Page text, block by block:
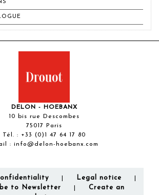
DELON - HOEBANX
10 bis rue Descombes
75017 Paris
Tél. : +33 (0)1 47 64 17 80
: info@delon-hoebanx.com
Legal notice
to Newsletter
Create an